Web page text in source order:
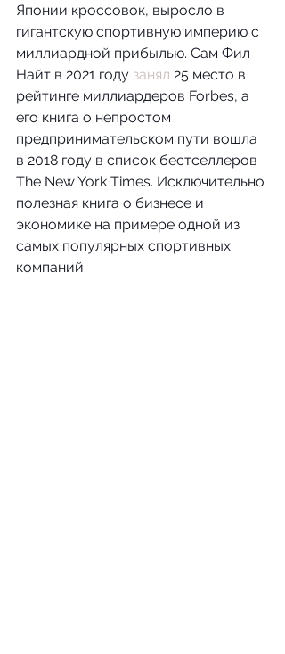
Японии кроссовок, выросло в
гигантскую спортивную империю с
миллиардной прибылью. Сам Фил
Найт в 2021 году занял 25 место в
рейтинге миллиардеров Forbes, а
его книга о непростом
предпринимательском пути вошла
в 2018 году в список бестселлеров
The New York Times. Исключительно
полезная книга о бизнесе и
экономике на примере одной из
самых популярных спортивных
компаний.